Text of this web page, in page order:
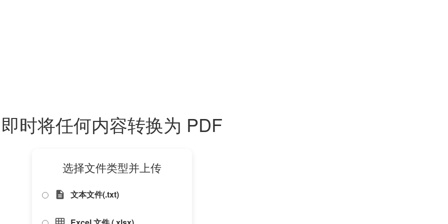
即时将任何内容转换为 PDF
选择文件类型并上传
description 文本文件(.txt)